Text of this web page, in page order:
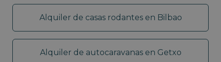
Alquiler de casas rodantes en Bilbao
Alquiler de autocaravanas en Getxo